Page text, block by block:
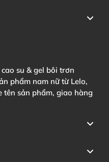
su & gel bôi trơn
phẩm nam nữ từ Lelo,
tên sản phẩm, giao hàng